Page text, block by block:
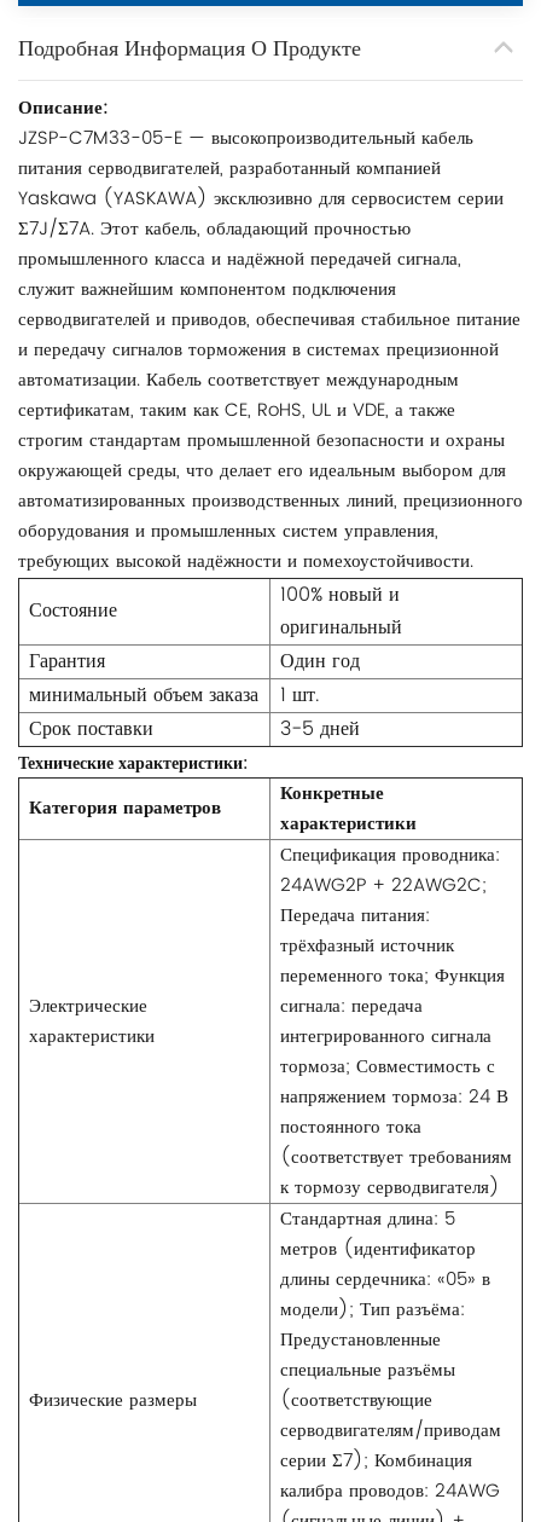
Подробная Информация О Продукте
Описание:
JZSP-C7M33-05-E — высокопроизводительный кабель
питания серводвигателей, разработанный компанией
Yaskawa (YASKAWA) эксклюзивно для сервосистем серии
Σ7J/Σ7A. Этот кабель, обладающий прочностью
промышленного класса и надёжной передачей сигнала,
служит важнейшим компонентом подключения
серводвигателей и приводов, обеспечивая стабильное питание
и передачу сигналов торможения в системах прецизионной
автоматизации. Кабель соответствует международным
сертификатам, таким как CE, RoHS, UL и VDE, а также
строгим стандартам промышленной безопасности и охраны
окружающей среды, что делает его идеальным выбором для
автоматизированных производственных линий, прецизионного
оборудования и промышленных систем управления,
требующих высокой надёжности и помехоустойчивости.
Состояние
100% новый и
оригинальный
Гарантия
Один год
минимальный объем заказа
1 шт.
Срок поставки
3-5 дней
Технические характеристики:
Категория параметров
Конкретные
характеристики
Электрические
характеристики
Спецификация проводника:
24AWG2P + 22AWG2C;
Передача питания:
трёхфазный источник
переменного тока; Функция
сигнала: передача
интегрированного сигнала
тормоза; Совместимость с
напряжением тормоза: 24 В
постоянного тока
(соответствует требованиям
к тормозу серводвигателя)
Физические размеры
Стандартная длина: 5
метров (идентификатор
длины сердечника: «05» в
модели); Тип разъёма:
Предустановленные
специальные разъёмы
(соответствующие
серводвигателям/приводам
серии Σ7); Комбинация
калибра проводов: 24AWG